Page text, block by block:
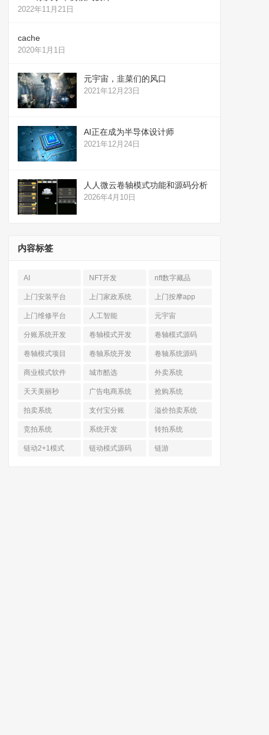
2022年11月21日
cache
2020年1月1日
元宇宙，韭菜们的风口
2021年12月23日
AI正在成为半导体设计师
2021年12月24日
人人微云卷轴模式功能和源码分析
2026年4月10日
内容标签
AI NFT开发 nft数字藏品
上门安装平台 上门家政系统 上门按摩app
上门维修平台 人工智能 元宇宙
分账系统开发 卷轴模式开发 卷轴模式源码
卷轴模式项目 卷轴系统开发 卷轴系统源码
商业模式软件 城市酷选 外卖系统
天天美丽秒 广告电商系统 抢购系统
拍卖系统 支付宝分账 溢价拍卖系统
竞拍系统 系统开发 转拍系统
链动2+1模式 链动模式源码 链游